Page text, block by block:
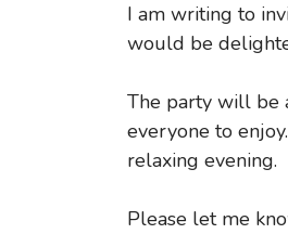
I am writing to
would be
The party will be
everyone to
relaxing evening.
Please let me